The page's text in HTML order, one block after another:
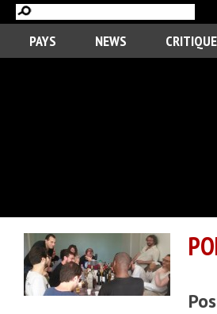
PAYS NEWS CRITIQUE